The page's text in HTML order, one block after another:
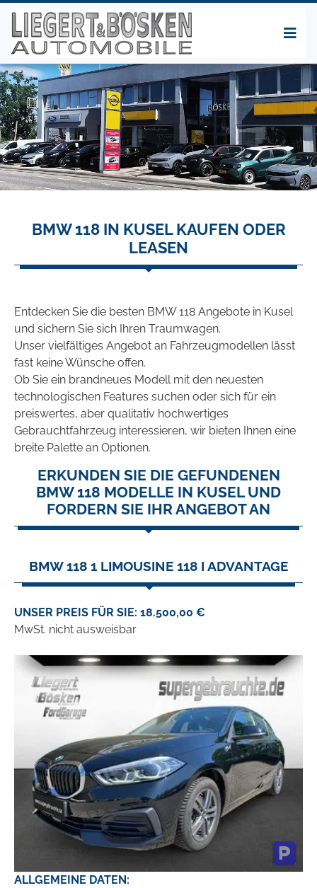
BMW 118 IN KUSEL KAUFEN ODER
LEASEN
Entdecken Sie die besten BMW 118 Angebote in Kusel
und sichern Sie sich Ihren Traumwagen.
Unser vielfältiges Angebot an Fahrzeugmodellen lässt
fast keine Wünsche offen.
Ob Sie ein brandneues Modell mit den neuesten
technologischen Features suchen oder sich für ein
preiswertes, aber qualitativ hochwertiges
Gebrauchtfahrzeug interessieren, wir bieten Ihnen eine
breite Palette an Optionen.
ERKUNDEN SIE DIE GEFUNDENEN
BMW 118 MODELLE IN KUSEL UND
FORDERN SIE IHR ANGEBOT AN
BMW 118 1 LIMOUSINE 118 I ADVANTAGE
UNSER PREIS FÜR SIE: 18.500,00 €
MwSt. nicht ausweisbar
ALLGEMEINE DATEN: